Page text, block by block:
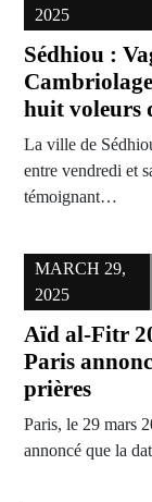
2025
Sédhiou :
huit voleurs
La ville de
entre vendredi et
témoignant…
MARCH 29,
2025
Aïd al-Fitr
Paris
prières
Paris, le 29 mars
annoncé que la